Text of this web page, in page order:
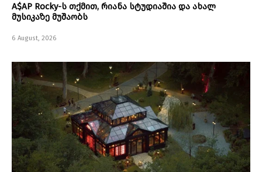
A$AP Rocky-ს თქმით, რიანა სტუდიაშია და ახალ
მუსიკაზე მუშაობს
6 August, 2026